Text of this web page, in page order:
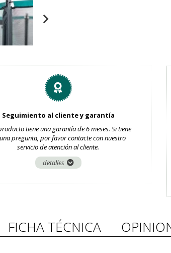
Seguimiento al cliente y garantía
tiene una garantía de 6 meses. Si tiene
pregunta, por favor contacte con nuestro
servicio de atención al cliente.
detalles
FICHA TÉCNICA